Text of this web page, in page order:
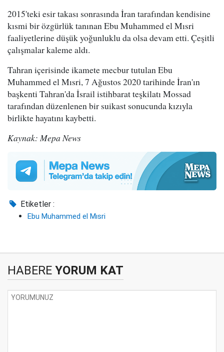
2015'teki esir takası sonrasında İran tarafından kendisine
kısmi bir özgürlük tanınan Ebu Muhammed el Mısri
faaliyetlerine düşük yoğunluklu da olsa devam etti. Çeşitli
çalışmalar kaleme aldı.
Tahran içerisinde ikamete mecbur tutulan Ebu
Muhammed el Mısri, 7 Ağustos 2020 tarihinde İran'ın
başkenti Tahran'da İsrail istihbarat teşkilatı Mossad
tarafından düzenlenen bir suikast sonucunda kızıyla
birlikte hayatını kaybetti.
Kaynak: Mepa News
Etiketler :
Ebu Muhammed el Mısri
HABERE YORUM KAT